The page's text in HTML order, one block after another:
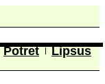
Potret Lipsus